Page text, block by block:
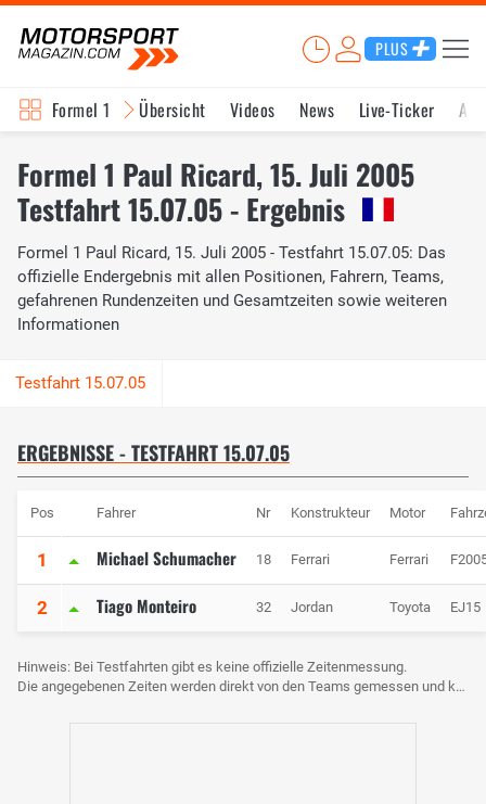
PLUS
Formel 1 Übersicht Videos News Live-Ticker
Formel 1 Paul Ricard, 15. Juli 2005
Testfahrt 15.07.05 - Ergebnis
Formel 1 Paul Ricard, 15. Juli 2005 - Testfahrt 15.07.05: Das
offizielle Endergebnis mit allen Positionen, Fahrern, Teams,
gefahrenen Rundenzeiten und Gesamtzeiten sowie weiteren
Informationen
ERGEBNISSE - TESTFAHRT 15.07.05
Pos Fahrer Nr Konstrukteur Motor
1 Michael Schumacher 18 Ferrari Ferrari
2 Tiago Monteiro 32 Jordan Toyota EJ15
Hinweis: Bei Testfahrten gibt es keine offizielle Zeitenmessung.
Die angegebenen Zeiten werden direkt von den Teams gemessen und können voneinander abweichen.